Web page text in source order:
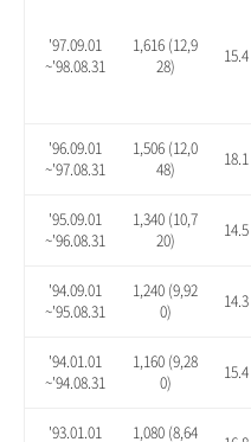
'97.09.01
~'98.08.31
1,616 (12,9
28)
15.4
'96.09.01
~'97.08.31
1,506 (12,0
48)
18.1
'95.09.01
~'96.08.31
1,340 (10,7
20)
14.5
'94.09.01
~'95.08.31
1,240 (9,92
0)
14.3
'94.01.01
~'94.08.31
1,160 (9,28
0)
15.4
'93.01.01
1,080 (8,64